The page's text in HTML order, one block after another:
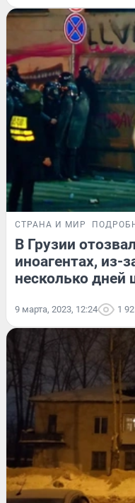
СТРАНА И МИР
В Грузии
иноагентах, из-
несколько дней
9 марта, 2023, 12:24 1